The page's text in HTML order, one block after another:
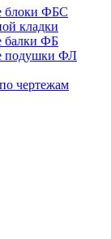
блоки ФБС
кладки
балки ФБ
подушки ФЛ
чертежам